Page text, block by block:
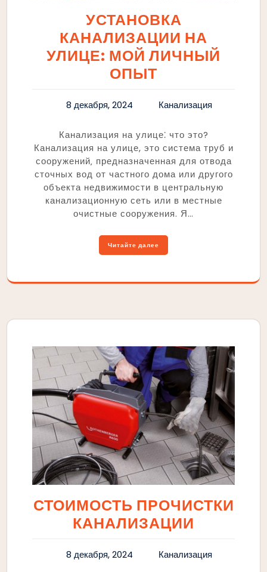
УСТАНОВКА
КАНАЛИЗАЦИИ НА
УЛИЦЕ: МОЙ ЛИЧНЫЙ
ОПЫТ
8 декабря, 2024 Канализация
Канализация на улице⁚ что это?
Канализация на улице, это система труб и
сооружений‚ предназначенная для отвода
сточных вод от частного дома или другого
объекта недвижимости в центральную
канализационную сеть или в местные
очистные сооружения. Я…
Читайте далее
СТОИМОСТЬ ПРОЧИСТКИ
КАНАЛИЗАЦИИ
8 декабря, 2024 Канализация